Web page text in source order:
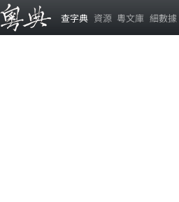
查字典 資源 粵文庫 細數據